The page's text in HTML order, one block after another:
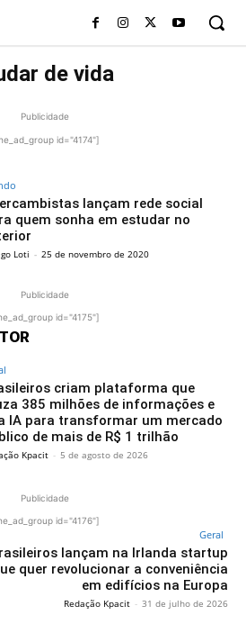
de vida
Publicidade
id="4174"]
lançam rede social
quem sonha em estudar no
Loti - 25 de novembro de 2020
Publicidade
id="4175"]
criam plataforma que
385 milhões de informações e
IA para transformar um mercado
de mais de R$ 1 trilhão
Kpacit - 5 de agosto de 2026
Publicidade
id="4176"]
Geral
lançam na Irlanda startup
quer revolucionar a conveniência
em edifícios na Europa
Redação Kpacit - 31 de julho de 2026